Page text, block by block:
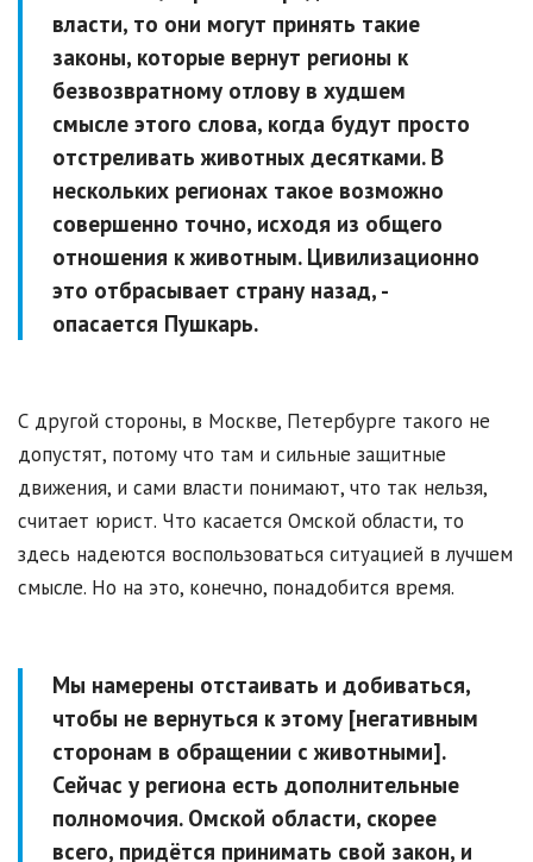
власти, то они могут принять такие
законы, которые вернут регионы к
безвозвратному отлову в худшем
смысле этого слова, когда будут просто
отстреливать животных десятками. В
нескольких регионах такое возможно
совершенно точно, исходя из общего
отношения к животным. Цивилизационно
это отбрасывает страну назад, -
опасается Пушкарь.
С другой стороны, в Москве, Петербурге такого не
допустят, потому что там и сильные защитные
движения, и сами власти понимают, что так нельзя,
считает юрист. Что касается Омской области, то
здесь надеются воспользоваться ситуацией в лучшем
смысле. Но на это, конечно, понадобится время.
Мы намерены отстаивать и добиваться,
чтобы не вернуться к этому [негативным
сторонам в обращении с животными].
Сейчас у региона есть дополнительные
полномочия. Омской области, скорее
всего, придётся принимать свой закон, и